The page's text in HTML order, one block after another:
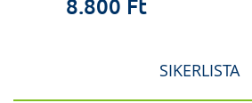
8.800 Ft
SIKERLISTA